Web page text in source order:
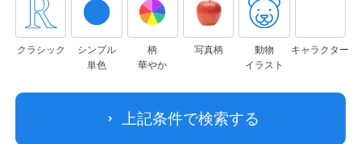
クラシック
シンプル
単色
柄
華やか
写真柄
動物
イラスト
キャラクター
上記条件で検索する